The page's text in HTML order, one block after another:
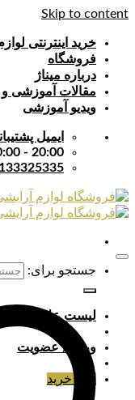
Skip to content
خرید اینترنتی
فروشگاه
درباره میناژ
مقالات آموزشی و
ویدیو آموزشی
ایمیل
20:00 - 10:00
جستجو برای:
لیست علایق
ورود / عضویت
سبد خرید